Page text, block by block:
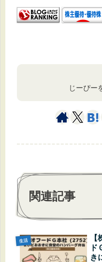
じーぴー
関連記事
生活
き